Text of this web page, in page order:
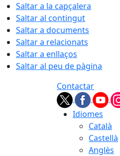
Saltar a la capçalera
Saltar al contingut
Saltar a documents
Saltar a relacionats
Saltar a enllaços
Saltar al peu de pàgina
Contactar
Idiomes
Català
Castellà
Anglès